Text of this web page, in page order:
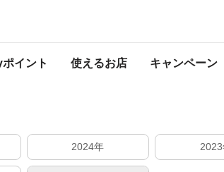
イント 使えるお店 キャンペーン
終了したキャン
2024年